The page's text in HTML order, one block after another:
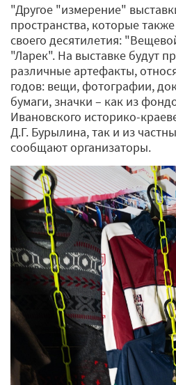
"Другое "измерение"
пространства, которые
своего десятилетия:
"Ларек". На выставке будут
различные артефакты,
годов: вещи, фотографии,
бумаги, значки – как из
Ивановского историко-
Д.Г. Бурылина, так и из
сообщают организаторы.